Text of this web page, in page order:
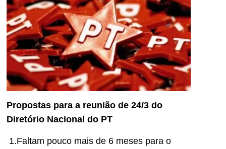
Propostas para a reunião de 24/3 do
Diretório Nacional do PT
1.Faltam pouco mais de 6 meses para o